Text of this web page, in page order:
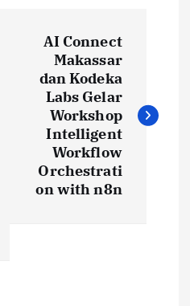
AI Connect
Makassar
dan Kodeka
Labs Gelar
Workshop
Intelligent
Workflow
Orchestrati
on with n8n